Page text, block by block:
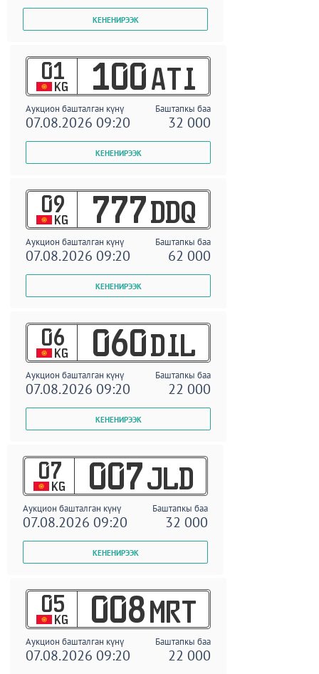
01
KG 100 ATI
Аукцион башталган күнү Баштапкы баа
07.08.2026 09:20 32 000
09
KG 777 DDQ
Аукцион башталган күнү Баштапкы баа
07.08.2026 09:20 62 000
06
KG 060 DIL
Аукцион башталган күнү Баштапкы баа
07.08.2026 09:20 22 000
07
KG 007 JLD
Аукцион башталган күнү Баштапкы баа
07.08.2026 09:20 32 000
05
KG 008 MRT
Аукцион башталган күнү Баштапкы баа
07.08.2026 09:20 22 000